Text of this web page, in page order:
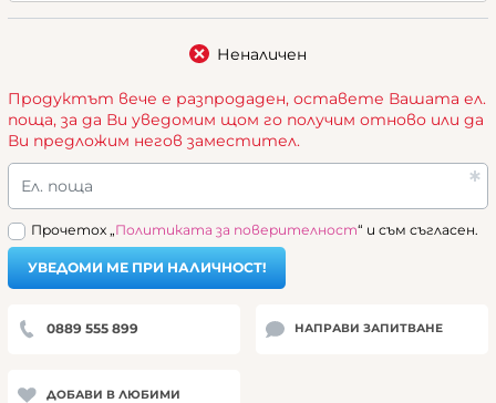
Неналичен
Продуктът вече е разпродаден, оставете Вашата ел.
поща, за да Ви уведомим щом го получим отново или да
Ви предложим негов заместител.
Ел. поща
Прочетох „Политиката за поверителност“ и съм съгласен.
УВЕДОМИ МЕ ПРИ НАЛИЧНОСТ!
0889 555 899 НАПРАВИ ЗАПИТВАНЕ
ДОБАВИ В ЛЮБИМИ